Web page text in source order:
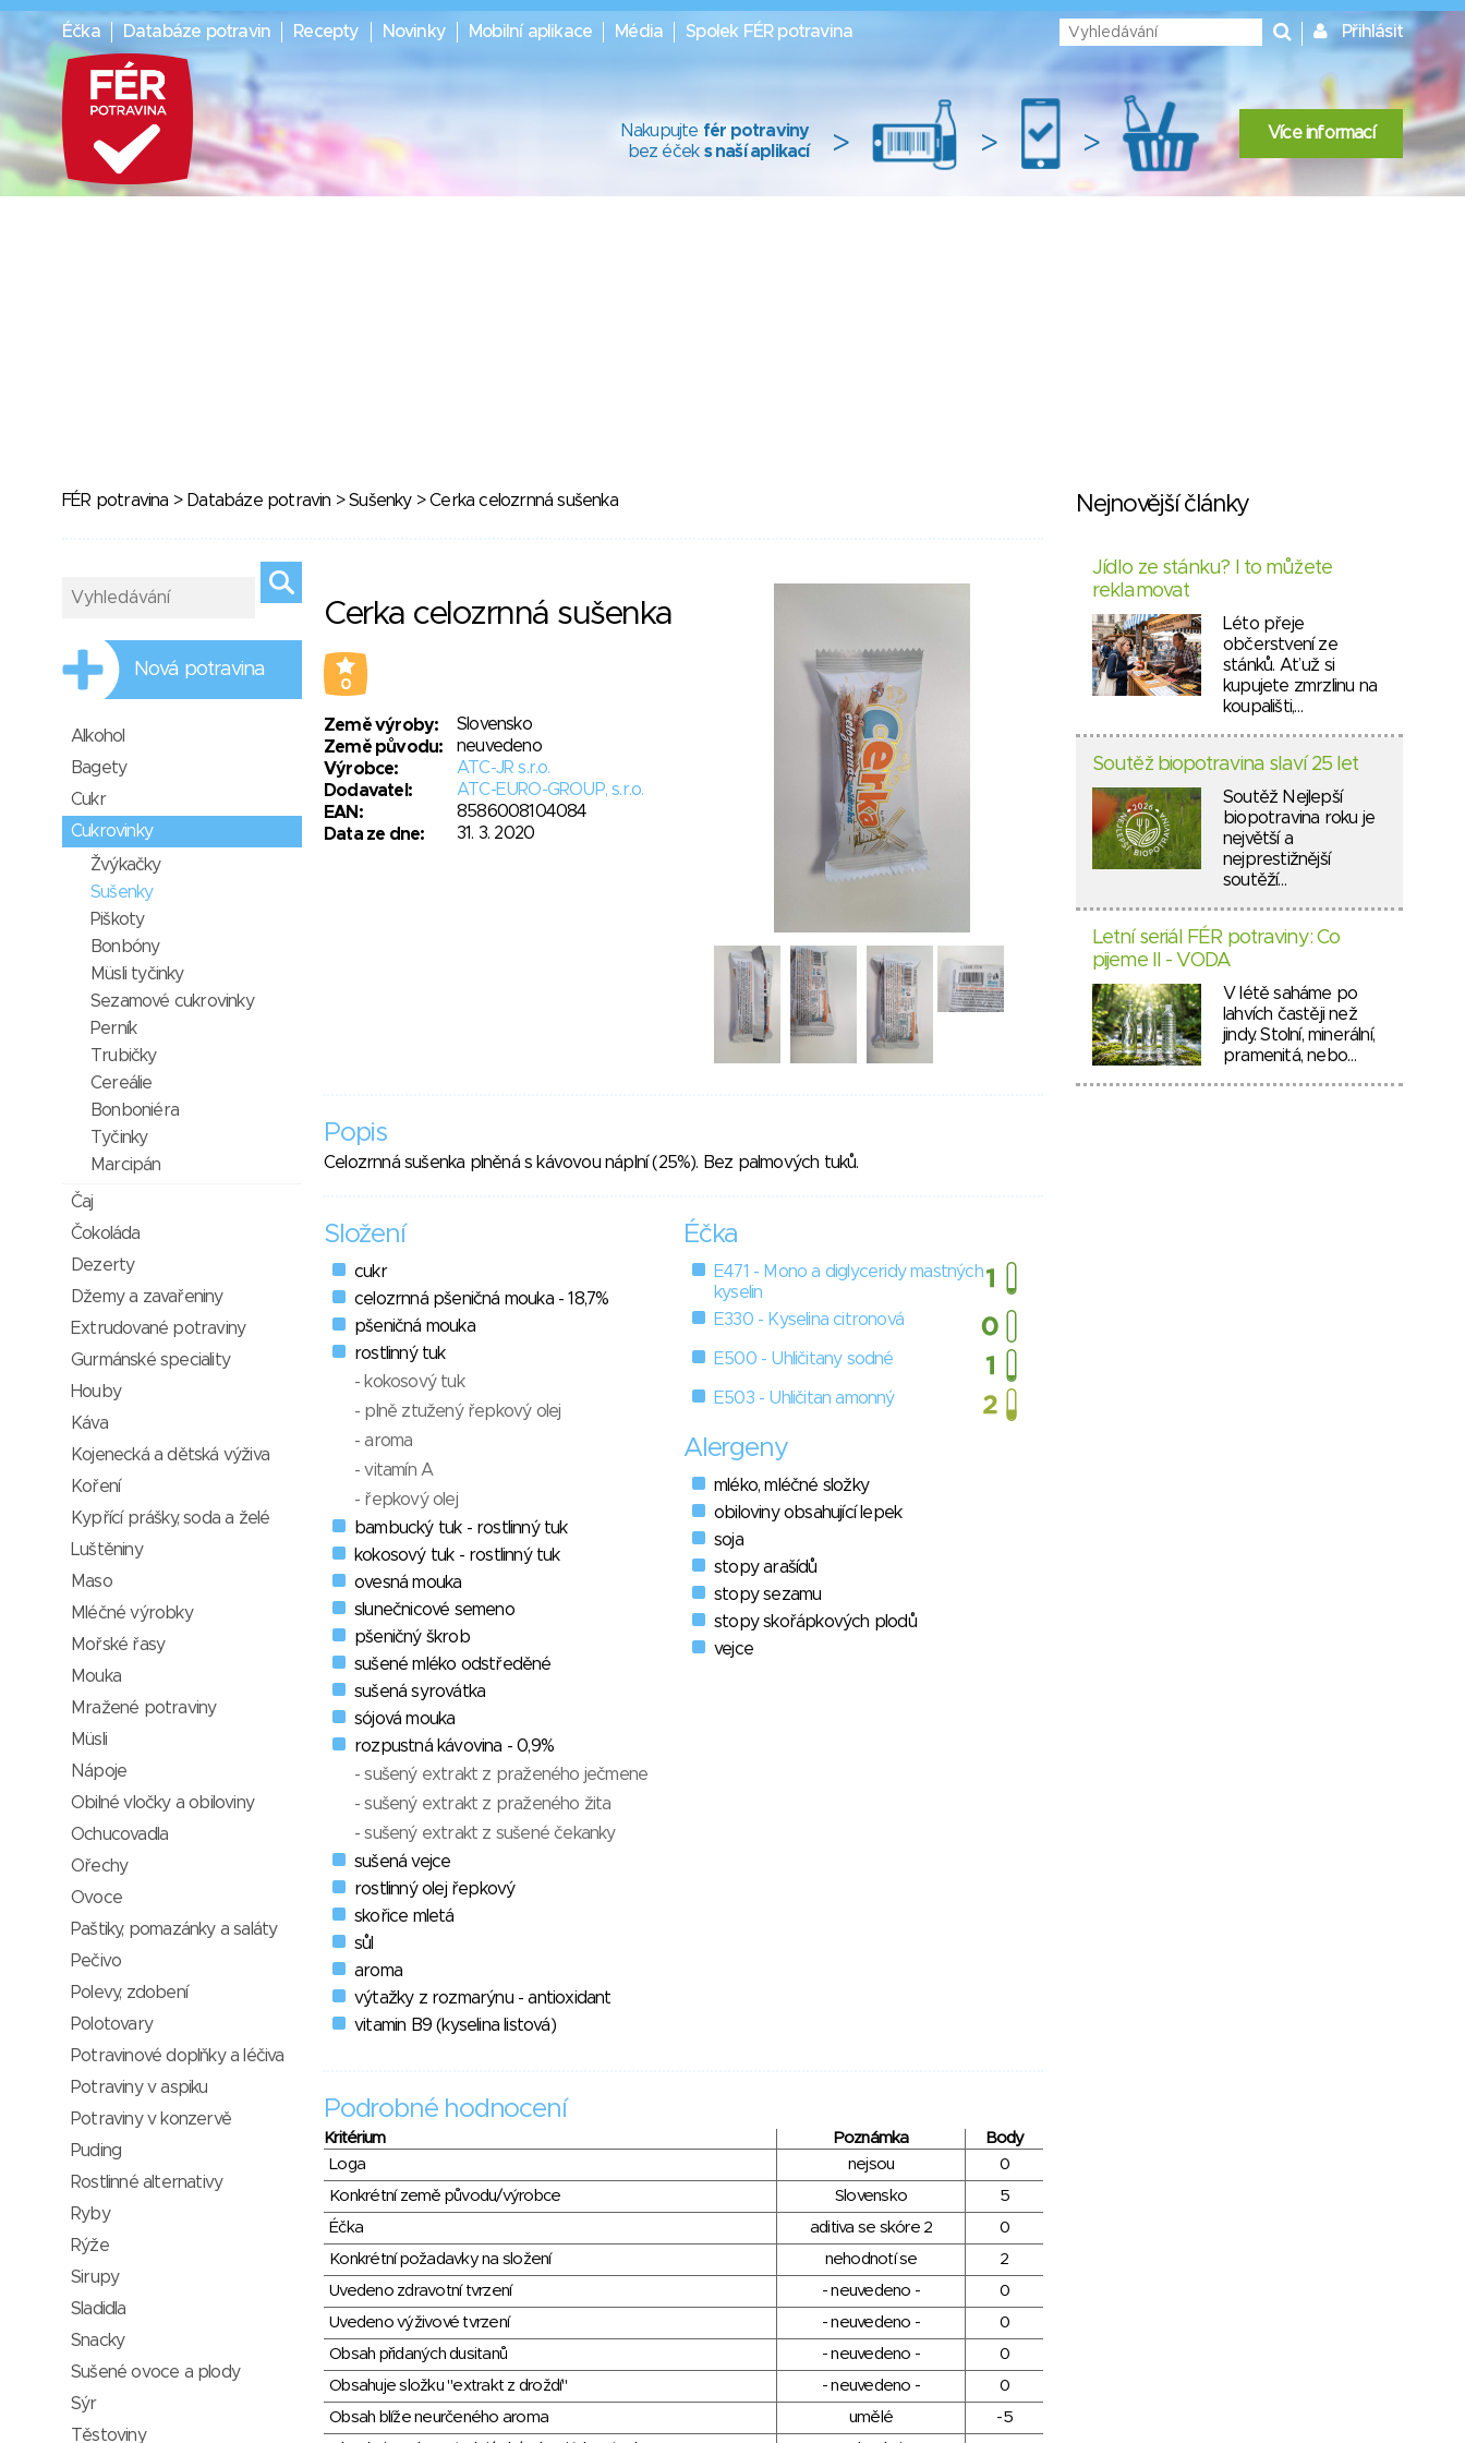
Éčka Databáze potravin Recepty Novinky Mobilní aplikace Média Spolek FÉR potravina Přihlásit
Nakupujte fér potraviny
bez éček s naší aplikací > > > Více informací
FÉR potravina > Databáze potravin >Sušenky> Cerka celozrnná sušenka
Cerka celozrnná sušenka
0
Země výroby:
Slovensko
Země původu:
neuvedeno
Výrobce:
ATC-JR s.r.o.
Dodavatel:
ATC-EURO-GROUP, s.r.o.
EAN:
8586008104084
Data ze dne:
31. 3. 2020
Popis
Celozrnná sušenka plněná s kávovou náplní (25%). Bez palmových tuků.
Složení
cukr
celozrnná pšeničná mouka - 18,7%
pšeničná mouka
rostlinný tuk
- kokosový tuk
- plně ztužený řepkový olej
- aroma
- vitamín A
- řepkový olej
bambucký tuk - rostlinný tuk
kokosový tuk - rostlinný tuk
ovesná mouka
slunečnicové semeno
pšeničný škrob
sušené mléko odstředěné
sušená syrovátka
sójová mouka
rozpustná kávovina - 0,9%
- sušený extrakt z praženého ječmene
- sušený extrakt z praženého žita
- sušený extrakt z sušené čekanky
sušená vejce
rostlinný olej řepkový
skořice mletá
sůl
aroma
výtažky z rozmarýnu - antioxidant
vitamin B9 (kyselina listová)
Éčka
E471 - Mono a diglyceridy mastných
kyselin
E330 - Kyselina citronová
E500 - Uhličitany sodné
E503 - Uhličitan amonný
Alergeny
mléko, mléčné složky
obiloviny obsahující lepek
soja
stopy arašídů
stopy sezamu
stopy skořápkových plodů
vejce
Podrobné hodnocení
Kritérium Poznámka
Body
Loga
nejsou
0
Konkrétní země původu/výrobce
Slovensko
5
Éčka
aditiva se skóre 2
0
Konkrétní požadavky na složení
nehodnotí se
2
Uvedeno zdravotní tvrzení
- neuvedeno -
0
Uvedeno výživové tvrzení
- neuvedeno -
0
Obsah přidaných dusitanů
- neuvedeno -
0
Obsahuje složku "extrakt z droždí"
- neuvedeno -
0
Obsah blíže neurčeného aroma
umělé
-5
Nová potravina
Alkohol
Bagety
Cukr
Cukrovinky
Žvýkačky
Sušenky
Piškoty
Bonbóny
Müsli tyčinky
Sezamové cukrovinky
Perník
Trubičky
Cereálie
Bonboniéra
Tyčinky
Marcipán
Čaj
Čokoláda
Dezerty
Džemy a zavařeniny
Extrudované potraviny
Gurmánské speciality
Houby
Káva
Kojenecká a dětská výživa
Koření
Kypřící prášky, soda a želé
Luštěniny
Maso
Mléčné výrobky
Mořské řasy
Mouka
Mražené potraviny
Müsli
Nápoje
Obilné vločky a obiloviny
Ochucovadla
Ořechy
Ovoce
Paštiky, pomazánky a saláty
Pečivo
Polevy, zdobení
Polotovary
Potravinové doplňky a léčiva
Potraviny v aspiku
Potraviny v konzervě
Puding
Rostlinné alternativy
Ryby
Rýže
Sirupy
Sladidla
Snacky
Sušené ovoce a plody
Sýr
Těstoviny
Nejnovější články
Jídlo ze stánku? I to můžete
reklamovat
Léto přeje
občerstvení ze
stánků. Ať už si
kupujete zmrzlinu na
koupališti,…
Soutěž biopotravina slaví 25 let
Soutěž Nejlepší
biopotravina roku je
největší a
nejprestižnější
soutěží…
Letní seriál FÉR potraviny: Co
pijeme II - VODA
V létě saháme po
lahvích častěji než
jindy. Stolní, minerální,
pramenitá, nebo…